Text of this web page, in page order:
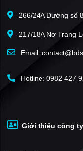
Hà Nội Center Point
Golden Land
The Golden Palm Lê
Khu nhà ở 183 Hoàng
Việt Đức Complex
Pandora 53 Triều Khúc
266/24A Đường số
217/18A Nơ Trang
Email:
Hotline: 0982 427
Giới thiệu công ty